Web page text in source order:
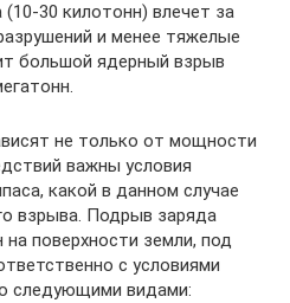
30 килотонн) влечет за
и менее тяжелые
большой ядерный взрыв
не только от мощности
важны условия
какой в данном случае
взрыва. Подрыв заряда
поверхности земли, под
с условиями
следующими видами: